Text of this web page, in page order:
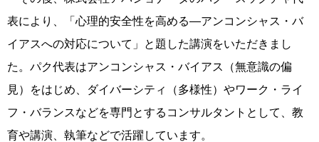
表により、「心理的安全性を高める―アンコンシャス・バ
イアスへの対応について」と題した講演をいただきまし
た。パク代表はアンコンシャス・バイアス（無意識の偏
見）をはじめ、ダイバーシティ（多様性）やワーク・ライ
フ・バランスなどを専門とするコンサルタントとして、教
育や講演、執筆などで活躍しています。